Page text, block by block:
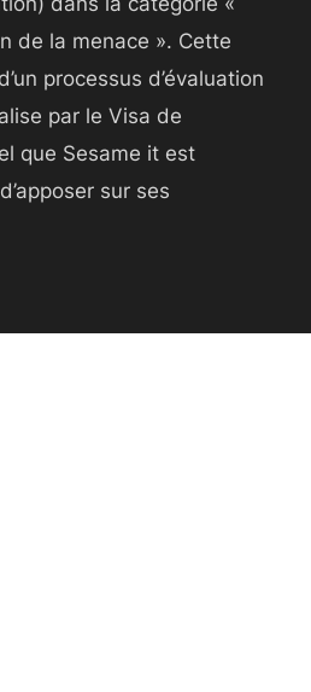
de la menace ». Cette
processus d’évaluation
par le Visa de
que Sesame it est
sur ses